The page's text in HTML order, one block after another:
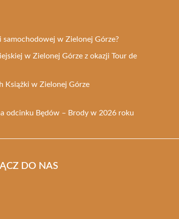
w Zielonej Górze?
w Zielonej Górze z okazji Tour de
Książki w Zielonej Górze
odcinku Będów – Brody w 2026 roku
DO NAS